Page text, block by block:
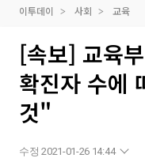
이투데이 사회 교육
[속보] 교육
확진자 수에
것"
수정 2021-01-26 14:44